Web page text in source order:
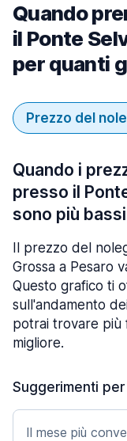
Quando
il Ponte
per quanti
Prezzo del
Quando i
presso il
sono più
Il prezzo del
Grossa a Pesaro
Questo grafico ti
sull'andamento
potrai trovare più
migliore.
Suggerimenti
Il mese più